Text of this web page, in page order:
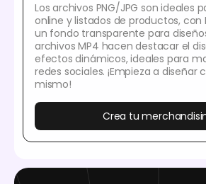
Los archivos PNG/JPG son ideales
online y listados de productos, con
un fondo transparente para
archivos MP4 hacen destacar el
efectos dinámicos, ideales para
redes sociales. ¡Empieza a diseñar
mismo!
Crea tu